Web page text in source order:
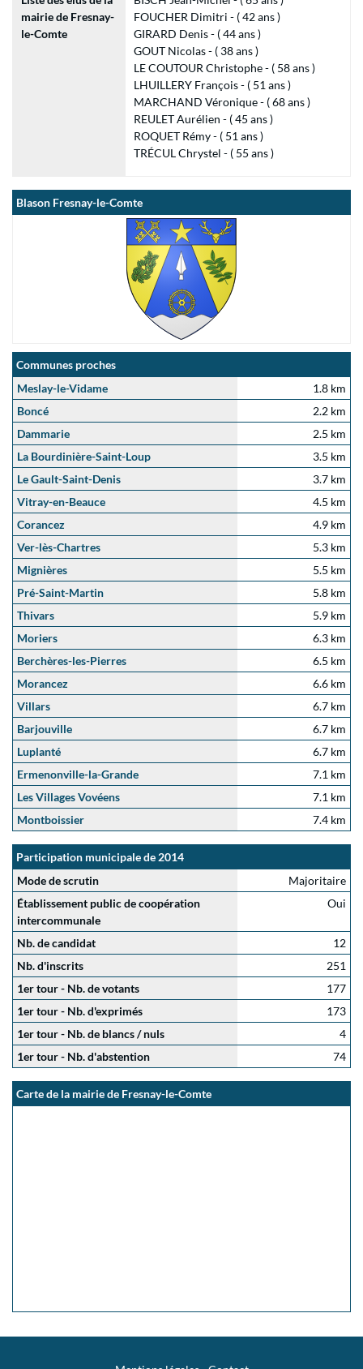
mairie de Fresnay-
le-Comte
FOUCHER Dimitri - ( 42 ans )
GIRARD Denis - ( 44 ans )
GOUT Nicolas - ( 38 ans )
LE COUTOUR Christophe - ( 58 ans )
LHUILLERY François - ( 51 ans )
MARCHAND Véronique - ( 68 ans )
REULET Aurélien - ( 45 ans )
ROQUET Rémy - ( 51 ans )
TRÉCUL Chrystel - ( 55 ans )
Blason Fresnay-le-Comte
Communes proches
Meslay-le-Vidame
1.8 km
Boncé
2.2 km
Dammarie
2.5 km
La Bourdinière-Saint-Loup
3.5 km
Le Gault-Saint-Denis
3.7 km
Vitray-en-Beauce
4.5 km
Corancez
4.9 km
Ver-lès-Chartres
5.3 km
Mignières
5.5 km
Pré-Saint-Martin
5.8 km
Thivars
5.9 km
Moriers
6.3 km
Berchères-les-Pierres
6.5 km
Morancez
6.6 km
Villars
6.7 km
Barjouville
6.7 km
Luplanté
6.7 km
Ermenonville-la-Grande
7.1 km
Les Villages Vovéens
7.1 km
Montboissier
7.4 km
Participation municipale de 2014
Mode de scrutin
Majoritaire
Établissement public de coopération
intercommunale
Oui
Nb. de candidat
12
Nb. d'inscrits
251
1er tour - Nb. de votants
177
1er tour - Nb. d'exprimés
173
1er tour - Nb. de blancs / nuls
4
1er tour - Nb. d'abstention
74
Carte de la mairie de Fresnay-le-Comte